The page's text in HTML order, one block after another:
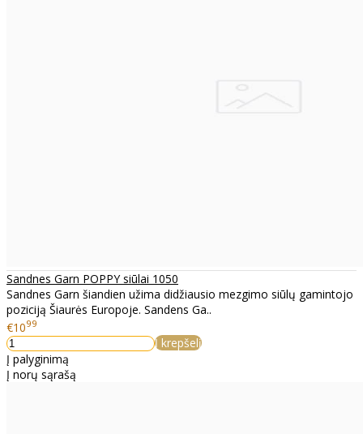
Sandnes Garn POPPY siūlai 1050
Sandnes Garn šiandien užima didžiausio mezgimo siūlų gamintojo
poziciją Šiaurės Europoje. Sandens Ga..
€1099
Į krepšelį
Į palyginimą
Į norų sąrašą